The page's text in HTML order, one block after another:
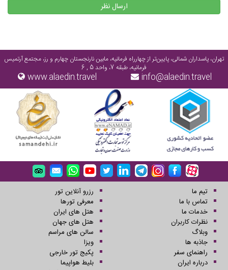
ارسال نظر
تهران، پاسداران شمالی، پایین‌تر از چهارراه فرمانیه، مابین نارنجستان چهارم و رز، مجتمع آرتمیس
فرمانیه، طبقه 7، واحد 5 , 6
info@alaedin.travel
www.alaedin.travel
تیم ما
تماس با ما
خدمات ما
نظرات کاربران
وبلاگ
جاذبه ها
راهنمای سفر
درباره ایران
رزرو آنلاین تور
معرفی تورها
هتل های ایران
هتل های جهان
سالن های مراسم
ویزا
پکیج تور خارجی
بلیط هواپیما